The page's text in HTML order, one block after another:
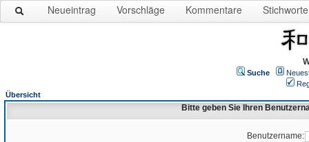
Neueintrag Vorschläge Kommentare Stichworte
Suche
Übersicht
Bitte geben Sie Ihren
Benutzername: